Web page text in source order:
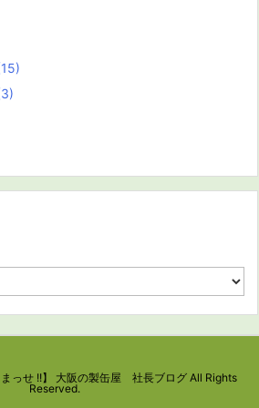
まっせ !!】 大阪の製缶屋 社長ブログAll Rights
Reserved.